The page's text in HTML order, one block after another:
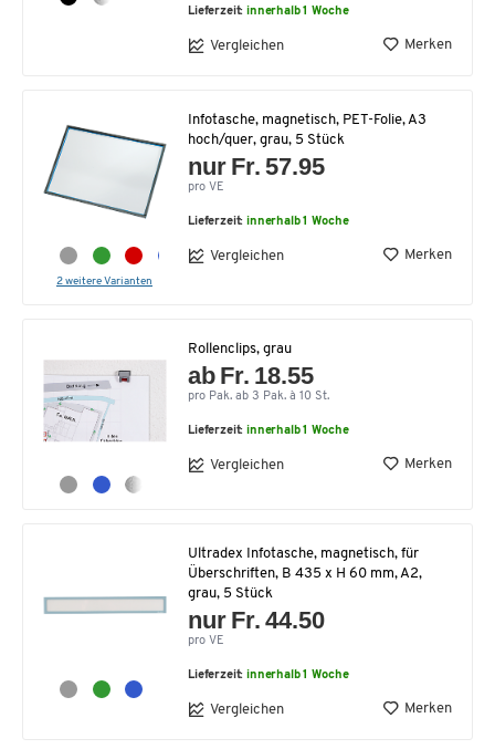
Lieferzeit:innerhalb 1 Woche
Vergleichen Merken
2 weitere Varianten
Infotasche, magnetisch, PET-Folie, A3
hoch/quer, grau, 5 Stück
nur Fr. 57.95
pro VE
Lieferzeit:innerhalb 1 Woche
Vergleichen Merken
Rollenclips, grau
ab Fr. 18.55
pro Pak. ab 3 Pak. à 10 St.
Lieferzeit:innerhalb 1 Woche
Vergleichen Merken
Ultradex Infotasche, magnetisch, für
Überschriften, B 435 x H 60 mm, A2,
grau, 5 Stück
nur Fr. 44.50
pro VE
Lieferzeit:innerhalb 1 Woche
Vergleichen Merken